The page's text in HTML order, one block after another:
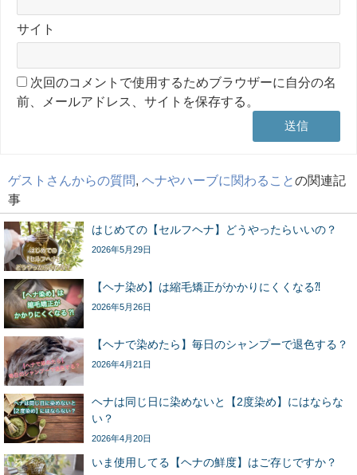
サイト
次回のコメントで使用するためブラウザーに自分の名
前、メールアドレス、サイトを保存する。
ゲストさんからの質問, ヘナやハーブに関わることの関連記
事
はじめての【セルフヘナ】どうやったらいいの？
2026年5月29日
【ヘナ染め】は縮毛矯正がかかりにくくなる⁈
2026年5月26日
【ヘナで染めたら】毎日のシャンプーで退色する？
2026年4月21日
ヘナは同じ日に染めないと【2度染め】にはならな
い？
2026年4月20日
いま使用してる【ヘナの鮮度】はご存じですか？